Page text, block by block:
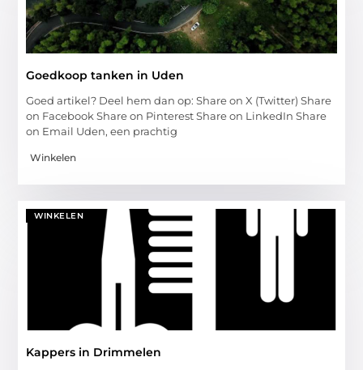
Goedkoop tanken in Uden
Goed artikel? Deel hem dan op: Share on X (Twitter) Share
on Facebook Share on Pinterest Share on LinkedIn Share
on Email Uden, een prachtig
Winkelen
WINKELEN
Kappers in Drimmelen